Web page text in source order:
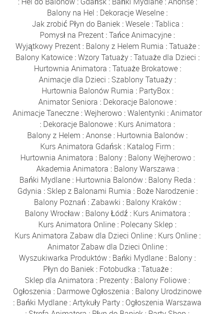
Balony na Hel : Dekoracje Weselne :
Jak zrobić Płyn do Baniek:Wesele:Tablica :
Pomysł na Prezent :Tańce Animacyjne :
Wyjątkowy Prezent: Balony z Helem Rumia :Tatuaże:
Balony Katowice:Wzory Tatuaży:Tatuaże dla Dzieci :
Hurtownia Animatora :Tatuaże Brokatowe:
Animacje dla Dzieci : Szablony Tatuaży :
Hurtownia Balonów Rumia : PartyBox:
Animator Seniora : Dekoracje Balonowe :
Animacje Taneczne :Wejherowo :Walentynki :Animator
: Dekoracje Balonowe : Kurs Animatora :
Balony z Helem :Anonse : Hurtownia Balonów :
Kurs Animatora Gdańsk : Katalog Firm :
Hurtownia Animatora : Balony: Balony Wejherowo:
Akademia Animatora : Balony Warszawa :
Bańki Mydlane : Hurtownia Balonów : Balony Reda :
Gdynia : Sklep z Balonami Rumia : Boże Narodzenie:
Balony Poznań :Zabawki : Balony Kraków :
Balony Wrocław : Balony Łódź : Kurs Animatora :
Kurs Animatora Online : Polecany Sklep :
Kurs Animatora Zabaw dla Dzieci Online: Kurs Online:
Animator Zabaw dla Dzieci Online :
Wyszukiwarka Produktów : Bańki Mydlane : Balony :
Płyn do Baniek: Fotobudka :Tatuaże:
Sklep dla Animatora : Prezenty : Balony Foliowe :
Ogłoszenia : Darmowe Ogłoszenia : Balony Urodzinowe
: Bańki Mydlane :Artykuły Party : Ogłoszenia Warszawa